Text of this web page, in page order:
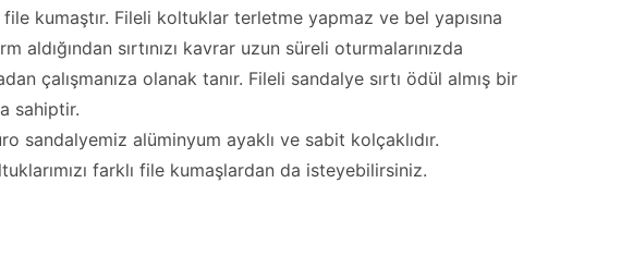
kumaştır. Fileli koltuklar terletme yapmaz ve bel yapısına
aldığından sırtınızı kavrar uzun süreli oturmalarınızda
çalışmanıza olanak tanır. Fileli sandalye sırtı ödül almış bir
sahiptir.
sandalyemiz alüminyum ayaklı ve sabit kolçaklıdır.
farklı file kumaşlardan da isteyebilirsiniz.